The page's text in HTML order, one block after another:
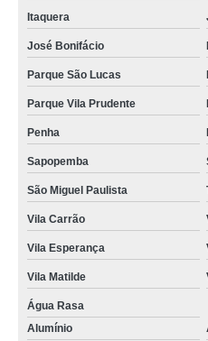
Itaquera
José Bonifácio
Parque São Lucas
Parque Vila Prudente
Penha
Sapopemba
São Miguel Paulista
Vila Carrão
Vila Esperança
Vila Matilde
Água Rasa
Alumínio